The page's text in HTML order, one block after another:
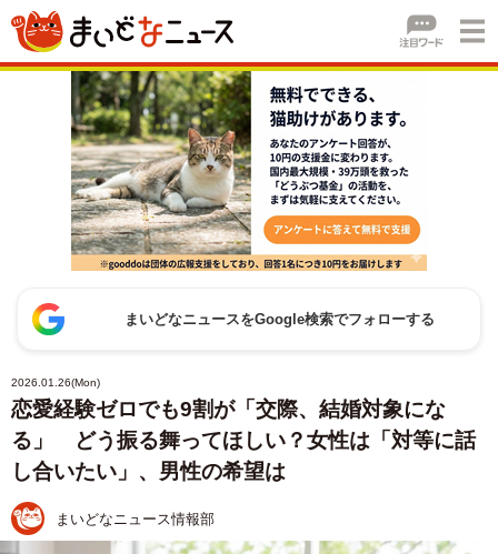
まいどなニュースをGoogle検索でフォローする
2026.01.26(Mon)
恋愛経験ゼロでも9割が「交際、結婚対象にな
る」 どう振る舞ってほしい？女性は「対等に話
し合いたい」、男性の希望は
まいどなニュース情報部